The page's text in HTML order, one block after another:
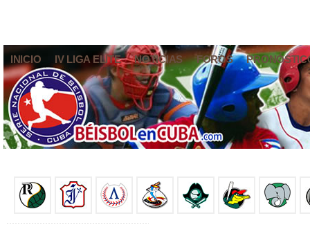
INICIO IV LIGA ELITE NOTICIAS FOROS